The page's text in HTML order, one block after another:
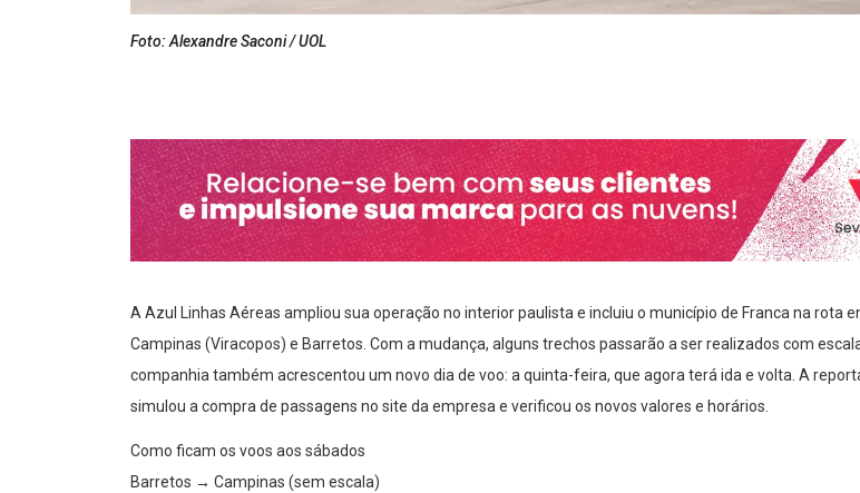
Foto: Alexandre Saconi / UOL
A Azul Linhas Aéreas ampliou sua operação no interior paulista e incluiu o município de Franca na rota
Campinas (Viracopos) e Barretos. Com a mudança, alguns trechos passarão a ser realizados com
companhia também acrescentou um novo dia de voo: a quinta-feira, que agora terá ida e volta. A
simulou a compra de passagens no site da empresa e verificou os novos valores e horários.
Como ficam os voos aos sábados
Barretos → Campinas (sem escala)